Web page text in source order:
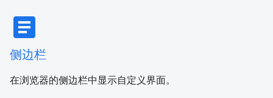
article
侧边栏
在浏览器的侧边栏中显示自定义界面。